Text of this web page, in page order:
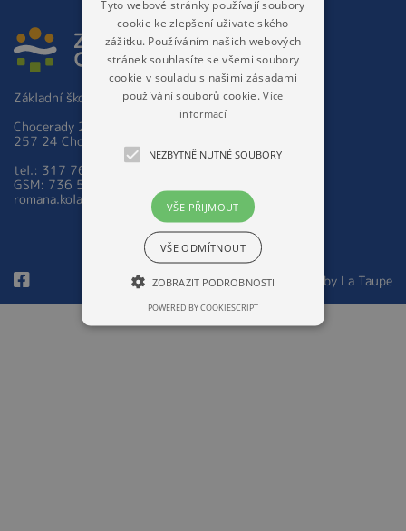
Základní škola a Mateřská škola Chocerady 267
Chocerady 267
257 24 Chocerady
tel.: 317 763 521
GSM: 736 535 973
romana.kolarova@zsmschocerady.cz
© 2026 Design by La Taupe
Tyto webové stránky používají soubory
cookie ke zlepšení uživatelského
zážitku. Používáním našich webových
stránek souhlasíte se všemi soubory
cookie v souladu s našimi zásadami
používání souborů cookie.Více
informací
NEZBYTNĚ NUTNÉ SOUBORY
VŠE PŘIJMOUT
VŠE ODMÍTNOUT
ZOBRAZIT PODROBNOSTI
POWERED BY COOKIESCRIPT